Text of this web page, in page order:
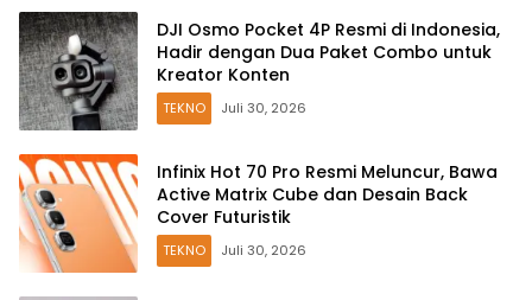
DJI Osmo Pocket 4P Resmi di Indonesia,
Hadir dengan Dua Paket Combo untuk
Kreator Konten
TEKNO Juli 30, 2026
Infinix Hot 70 Pro Resmi Meluncur, Bawa
Active Matrix Cube dan Desain Back
Cover Futuristik
TEKNO Juli 30, 2026